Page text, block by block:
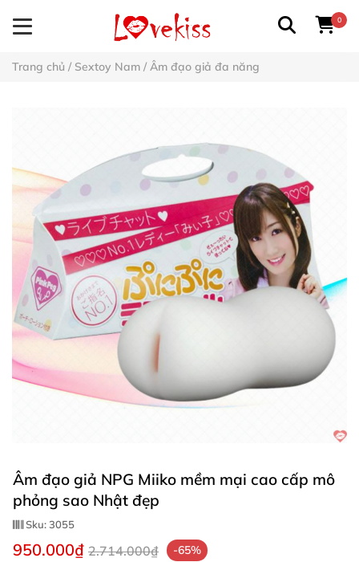
0
Trang chủ / Sextoy Nam / Âm đạo giả đa năng
Âm đạo giả NPG Miiko mềm mại cao cấp mô
phỏng sao Nhật đẹp
Sku:3055
950.000₫ 2.714.000₫ -65%